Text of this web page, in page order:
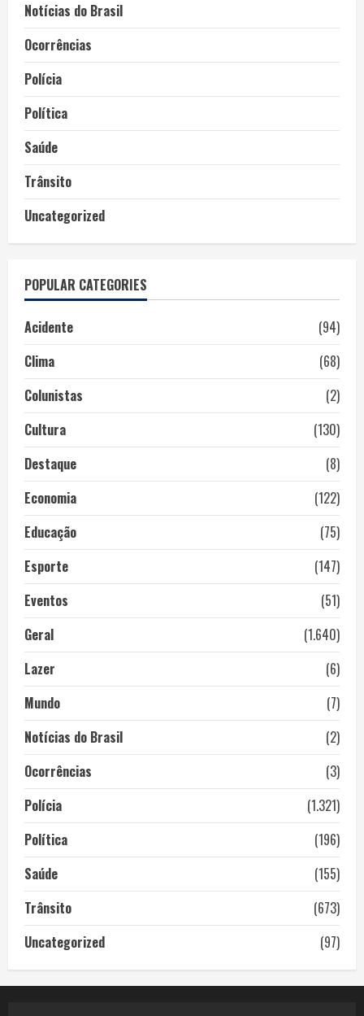
Notícias do Brasil
Ocorrências
Polícia
Política
Saúde
Trânsito
Uncategorized
POPULAR CATEGORIES
Acidente
(94)
Clima
(68)
Colunistas
(2)
Cultura
(130)
Destaque
(8)
Economia
(122)
Educação
(75)
Esporte
(147)
Eventos
(51)
Geral
(1.640)
Lazer
(6)
Mundo
(7)
Notícias do Brasil
(2)
Ocorrências
(3)
Polícia
(1.321)
Política
(196)
Saúde
(155)
Trânsito
(673)
Uncategorized
(97)